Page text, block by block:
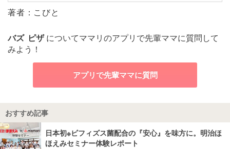
著者：こびと
バズ ピザについてママリのアプリで先輩ママに質問して
みよう！
アプリで先輩ママに質問
おすすめ記事
日本初※ビフィズス菌配合の『安心』を味方に。明治ほ
ほえみセミナー体験レポート